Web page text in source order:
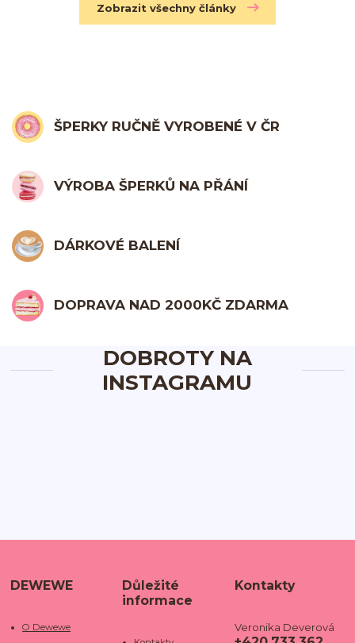
Zobrazit všechny články
ŠPERKY RUČNĚ VYROBENÉ V ČR
VÝROBA ŠPERKŮ NA PŘÁNÍ
DÁRKOVÉ BALENÍ
DOPRAVA NAD 2000KČ ZDARMA
DOBROTY NA
INSTAGRAMU
DEWEWE
O Dewewe
Důležité
informace
Kontakty
Veronika Deverová